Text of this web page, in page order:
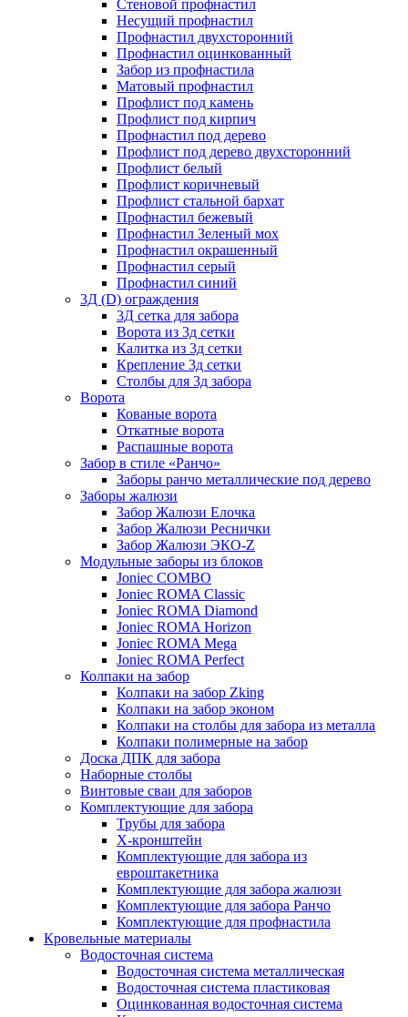
Стеновой профнастил
Несущий профнастил
Профнастил двухсторонний
Профнастил оцинкованный
Забор из профнастила
Матовый профнастил
Профлист под камень
Профлист под кирпич
Профнастил под дерево
Профлист под дерево двухсторонний
Профлист белый
Профлист коричневый
Профлист стальной бархат
Профнастил бежевый
Профнастил Зеленый мох
Профнастил окрашенный
Профнастил серый
Профнастил синий
3Д (D) ограждения
3Д сетка для забора
Ворота из 3д сетки
Калитка из 3д сетки
Крепление 3д сетки
Столбы для 3д забора
Ворота
Кованые ворота
Откатные ворота
Распашные ворота
Забор в стиле «Ранчо»
Заборы ранчо металлические под дерево
Заборы жалюзи
Забор Жалюзи Елочка
Забор Жалюзи Реснички
Забор Жалюзи ЭКО-Z
Модульные заборы из блоков
Joniec COMBO
Joniec ROMA Classic
Joniec ROMA Diamond
Joniec ROMA Horizon
Joniec ROMA Mega
Joniec ROMA Perfect
Колпаки на забор
Колпаки на забор Zking
Колпаки на забор эконом
Колпаки на столбы для забора из металла
Колпаки полимерные на забор
Доска ДПК для забора
Наборные столбы
Винтовые сваи для заборов
Комплектующие для забора
Трубы для забора
Х-кронштейн
Комплектующие для забора из
евроштакетника
Комплектующие для забора жалюзи
Комплектующие для забора Ранчо
Комплектующие для профнастила
Кровельные материалы
Водосточная система
Водосточная система металлическая
Водосточная система пластиковая
Оцинкованная водосточная система